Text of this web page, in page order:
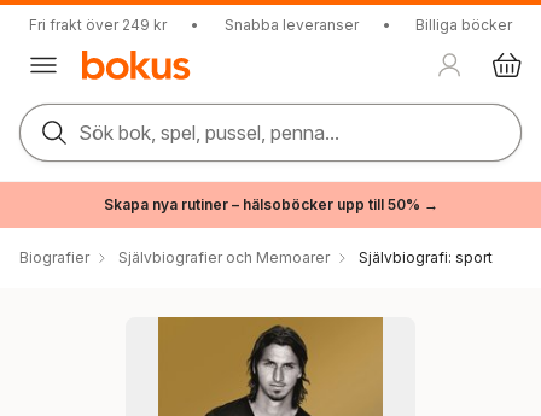
Fri frakt över 249 kr • Snabba leveranser • Billiga böcker
Sök bok, spel, pussel, penna...
Skapa nya rutiner – hälsoböcker upp till 50% →
Biografier Självbiografier och Memoarer Självbiografi: sport